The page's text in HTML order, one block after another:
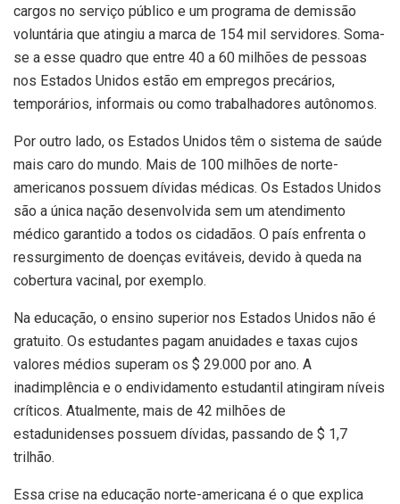
cargos no serviço público e um programa de demissão
voluntária que atingiu a marca de 154 mil servidores. Soma-
se a esse quadro que entre 40 a 60 milhões de pessoas
nos Estados Unidos estão em empregos precários,
temporários, informais ou como trabalhadores autônomos.
Por outro lado, os Estados Unidos têm o sistema de saúde
mais caro do mundo. Mais de 100 milhões de norte-
americanos possuem dívidas médicas. Os Estados Unidos
são a única nação desenvolvida sem um atendimento
médico garantido a todos os cidadãos. O país enfrenta o
ressurgimento de doenças evitáveis, devido à queda na
cobertura vacinal, por exemplo.
Na educação, o ensino superior nos Estados Unidos não é
gratuito. Os estudantes pagam anuidades e taxas cujos
valores médios superam os $ 29.000 por ano. A
inadimplência e o endividamento estudantil atingiram níveis
críticos. Atualmente, mais de 42 milhões de
estadunidenses possuem dívidas, passando de $ 1,7
trilhão.
Essa crise na educação norte-americana é o que explica